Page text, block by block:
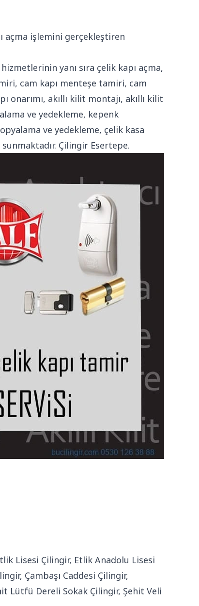
açma işlemini gerçekleştiren
yanı sıra çelik kapı açma,
cam kapı menteşe tamiri, cam
akıllı kilit montajı, akıllı kilit
ve yedekleme, kepenk
ve yedekleme, çelik kasa
Çilingir Esertepe.
Lisesi Çilingir, Etlik Anadolu Lisesi
Çambaşı Caddesi Çilingir,
Lütfü Dereli Sokak Çilingir, Şehit Veli